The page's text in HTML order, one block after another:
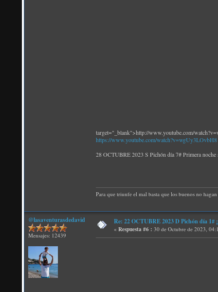
target="_blank">http://www.youtube.com/
https://www.youtube.com/watch?v=wgUy3LOvbH8
28 OCTUBRE 2023 S Pichón día 7# Primera
Para que triunfe el mal basta que los buenos no
@lasaventurasdedavid
Mensajes: 12439
Re: 22 OCTUBRE 2023 D Pichón día
« Respuesta #6 : 30 de Octubre de 2023,